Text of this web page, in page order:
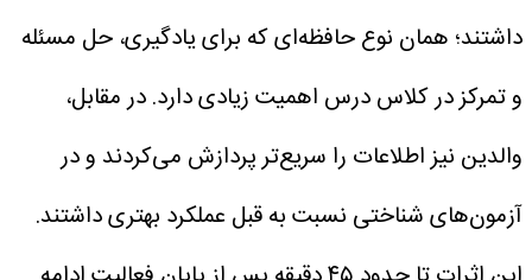
داشتند؛ همان نوع حافظه‌ای که برای یادگیری، حل مسئله
و تمرکز در کلاس درس اهمیت زیادی دارد.در مقابل،
والدین نیز اطلاعات را سریع‌تر پردازش می‌کردند و در
آزمون‌های شناختی نسبت به قبل عملکرد بهتری داشتند.